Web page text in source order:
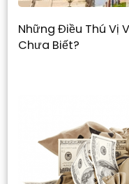
Những Điều Thú Vị
Chưa Biết?